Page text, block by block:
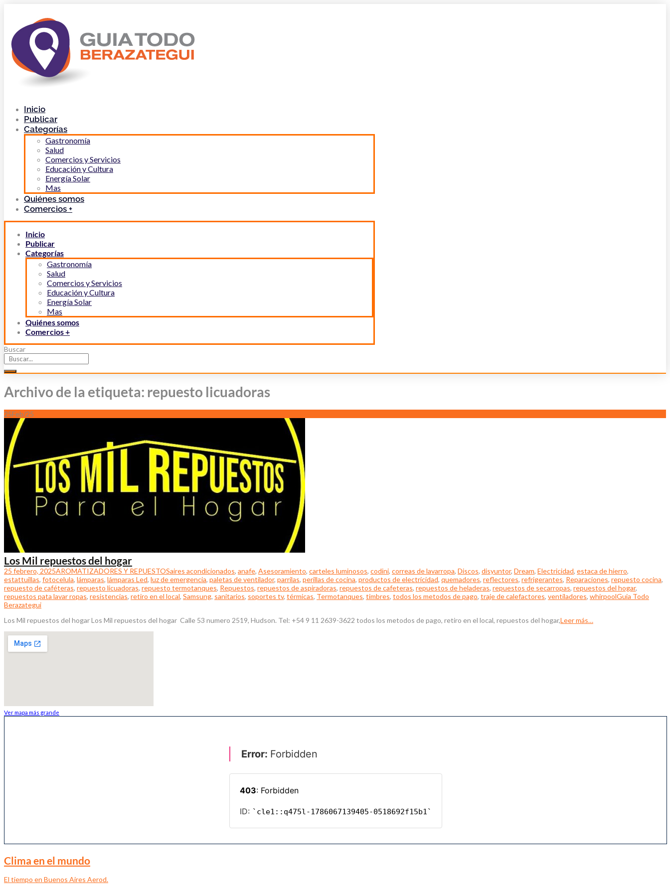
Inicio
Publicar
Categorías
Gastronomía
Salud
Comercios y Servicios
Educación y Cultura
Energía Solar
Mas
Quiénes somos
Comercios +
Inicio
Publicar
Categorías
Gastronomía
Salud
Comercios y Servicios
Educación y Cultura
Energía Solar
Mas
Quiénes somos
Comercios +
Buscar
Archivo de la etiqueta: repuesto licuadoras
25Feb/25
Los Mil repuestos del hogar
25 febrero, 2025AROMATIZADORES Y REPUESTOSaires acondicionados, anafe, Asesoramiento, carteles luminosos, codini, correas de lavarropa, Discos, disyuntor, Dream, Electricidad, estaca de hierro,
estattuillas, fotocelula, lámparas, lámparas Led, luz de emergencia, paletas de ventilador, parrilas, perillas de cocina, productos de electricidad, quemadores, reflectores, refrigerantes, Reparaciones, repuesto cocina,
repuesto de caféteras, repuesto licuadoras, repuesto termotanques, Repuestos, repuestos de aspiradoras, repuestos de cafeteras, repuestos de heladeras, repuestos de secarropas, repuestos del hogar,
repuestos pata lavar ropas, resistencias, retiro en el local, Samsung, sanitarios, soportes tv, térmicas, Termotanques, timbres, todos los metodos de pago, traje de calefactores, ventiladores, whirpoolGuia Todo
Berazategui
Los Mil repuestos del hogar Los Mil repuestos del hogar Calle 53 numero 2519, Hudson. Tel: +54 9 11 2639-3622 todos los metodos de pago, retiro en el local, repuestos del hogar,Leer más…
Ver mapa más grande
Clima en el mundo
El tiempo en Buenos Aires Aerod.